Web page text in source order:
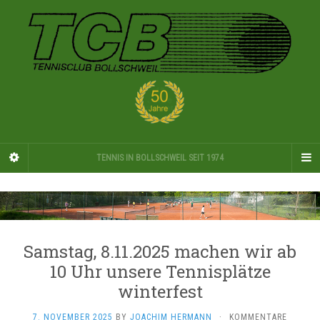
TENNIS IN BOLLSCHWEIL SEIT 1974
Samstag, 8.11.2025 machen wir ab
10 Uhr unsere Tennisplätze
winterfest
7. NOVEMBER 2025 BY JOACHIM HERMANN ·
KOMMENTARE